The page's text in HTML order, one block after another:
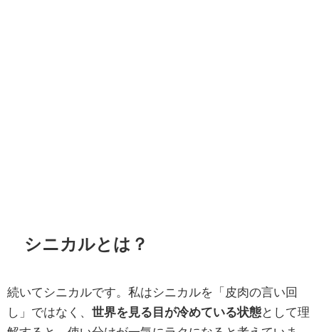
シニカルとは？
続いてシニカルです。私はシニカルを「皮肉の言い回
し」ではなく、 世界を見る目が冷めている状態として理